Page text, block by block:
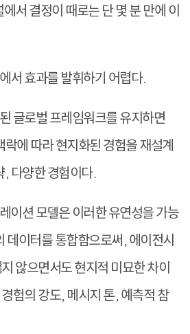
서 결정이 때로는 단 몇 분 만에 이
서 효과를 발휘하기 어렵다.
글로벌 프레임워크를 유지하면
에 따라 현지화된 경험을 재설계
, 다양한 경험이다.
이션 모델은 이러한 유연성을 가능
데이터를 통합함으로써, 에이전시
않으면서도 현지적 미묘한 차이
험의 강도, 메시지 톤, 예측적 참